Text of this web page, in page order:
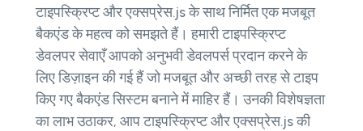
टाइपस्क्रिप्ट और एक्सप्रेस.js के साथ निर्मित एक मजबूत
बैकएंड के महत्व को समझते हैं। हमारी टाइपस्क्रिप्ट
डेवलपर सेवाएँ आपको अनुभवी डेवलपर्स प्रदान करने के
लिए डिज़ाइन की गई हैं जो मजबूत और अच्छी तरह से टाइप
किए गए बैकएंड सिस्टम बनाने में माहिर हैं। उनकी विशेषज्ञता
का लाभ उठाकर, आप टाइपस्क्रिप्ट और एक्सप्रेस.js की